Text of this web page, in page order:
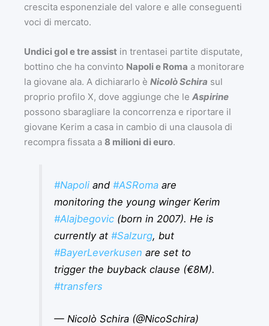
crescita esponenziale del valore e alle conseguenti
voci di mercato.
Undici gol e tre assist in trentasei partite disputate,
bottino che ha convinto Napoli e Roma a monitorare
la giovane ala. A dichiararlo è Nicolò Schira sul
proprio profilo X, dove aggiunge che le Aspirine
possono sbaragliare la concorrenza e riportare il
giovane Kerim a casa in cambio di una clausola di
recompra fissata a 8 milioni di euro.
#Napoliand #ASRomaare
monitoring the young winger Kerim
#Alajbegovic(born in 2007). He is
currently at #Salzurg, but
#BayerLeverkusen are set to
trigger the buyback clause (€8M).
#transfers
— Nicolò Schira (@NicoSchira)